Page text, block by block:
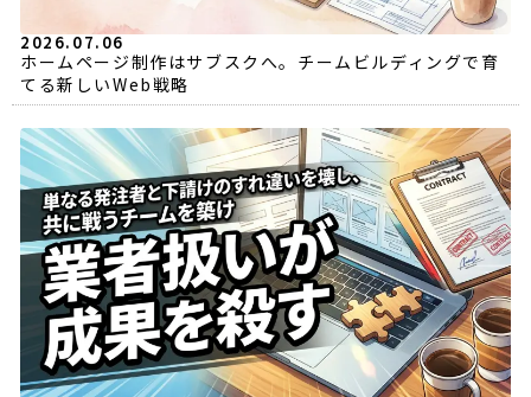
2026.07.06
ホームページ制作はサブスクへ。チームビルディングで育
てる新しいWeb戦略